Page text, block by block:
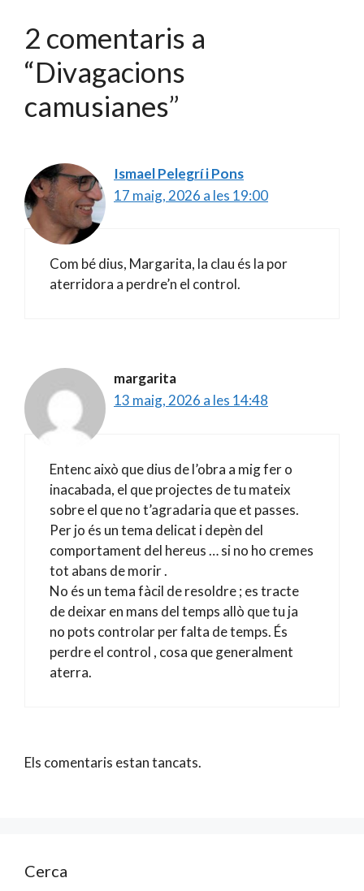
2 comentaris a
“Divagacions
camusianes”
Ismael Pelegrí i Pons
17 maig, 2026 a les 19:00
Com bé dius, Margarita, la clau és la por
aterridora a perdre’n el control.
margarita
13 maig, 2026 a les 14:48
Entenc això que dius de l’obra a mig fer o
inacabada, el que projectes de tu mateix
sobre el que no t’agradaria que et passes.
Per jo és un tema delicat i depèn del
comportament del hereus … si no ho cremes
tot abans de morir .
No és un tema fàcil de resoldre ; es tracte
de deixar en mans del temps allò que tu ja
no pots controlar per falta de temps. És
perdre el control , cosa que generalment
aterra.
Els comentaris estan tancats.
Cerca